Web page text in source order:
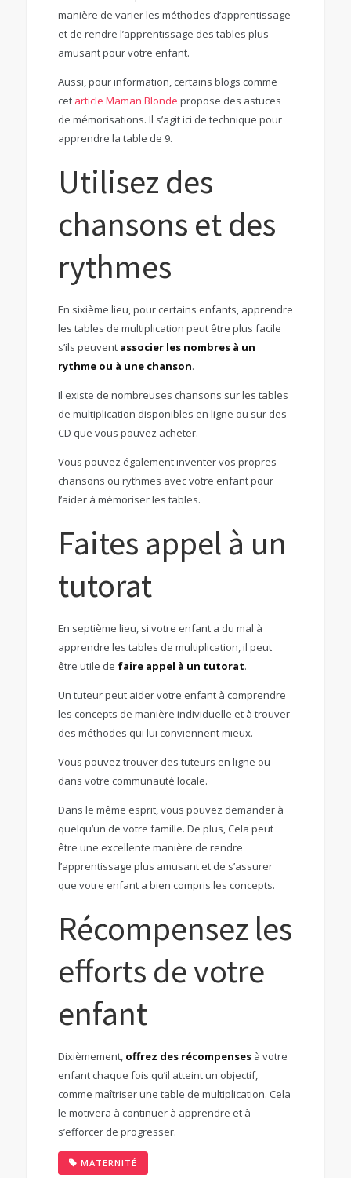
manière de varier les méthodes d’apprentissage
et de rendre l’apprentissage des tables plus
amusant pour votre enfant.
Aussi, pour information, certains blogs comme
cet article Maman Blonde propose des astuces
de mémorisations. Il s’agit ici de technique pour
apprendre la table de 9.
Utilisez des
chansons et des
rythmes
En sixième lieu, pour certains enfants, apprendre
les tables de multiplication peut être plus facile
s’ils peuvent associer les nombres à un
rythme ou à une chanson.
Il existe de nombreuses chansons sur les tables
de multiplication disponibles en ligne ou sur des
CD que vous pouvez acheter.
Vous pouvez également inventer vos propres
chansons ou rythmes avec votre enfant pour
l’aider à mémoriser les tables.
Faites appel à un
tutorat
En septième lieu, si votre enfant a du mal à
apprendre les tables de multiplication, il peut
être utile de faire appel à un tutorat.
Un tuteur peut aider votre enfant à comprendre
les concepts de manière individuelle et à trouver
des méthodes qui lui conviennent mieux.
Vous pouvez trouver des tuteurs en ligne ou
dans votre communauté locale.
Dans le même esprit, vous pouvez demander à
quelqu’un de votre famille. De plus, Cela peut
être une excellente manière de rendre
l’apprentissage plus amusant et de s’assurer
que votre enfant a bien compris les concepts.
Récompensez les
efforts de votre
enfant
Dixièmement, offrez des récompensesà votre
enfant chaque fois qu’il atteint un objectif,
comme maîtriser une table de multiplication. Cela
le motivera à continuer à apprendre et à
s’efforcer de progresser.
MATERNITÉ